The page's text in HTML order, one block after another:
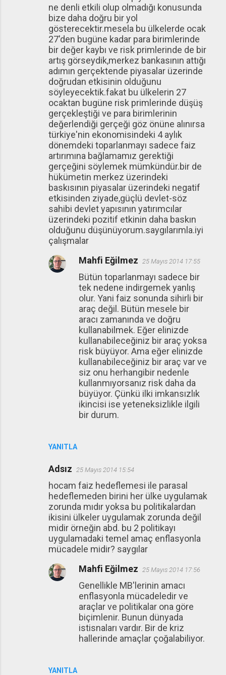
ne denli etkili olup olmadığı konusunda
bize daha doğru bir yol
gösterecektir.mesela bu ülkelerde ocak
27'den bugüne kadar para birimlerinde
bir değer kaybı ve risk primlerinde de bir
artış görseydik,merkez bankasının attığı
adımın gerçektende piyasalar üzerinde
doğrudan etkisinin olduğunu
söyleyecektik.fakat bu ülkelerin 27
ocaktan bugüne risk primlerinde düşüş
gerçekleştiği ve para birimlerinin
değerlendiği gerçeği göz önüne alınırsa
türkiye'nin ekonomisindeki 4 aylık
dönemdeki toparlanmayı sadece faiz
artırımına bağlamamız gerektiği
gerçeğini söylemek mümkündür.bir de
hükümetin merkez üzerindeki
baskısının piyasalar üzerindeki negatif
etkisinden ziyade,güçlü devlet-söz
sahibi devlet yapısının yatırımcılar
üzerindeki pozitif etkinin daha baskın
olduğunu düşünüyorum.saygılarımla.iyi
çalışmalar
YANITLA
Mahfi Eğilmez 25 Mayıs 2014 17:55
Bütün toparlanmayı sadece bir
tek nedene indirgemek yanlış
olur. Yani faiz sonunda sihirli bir
araç değil. Bütün mesele bir
aracı zamanında ve doğru
kullanabilmek. Eğer elinizde
kullanabileceğiniz bir araç yoksa
risk büyüyor. Ama eğer elinizde
kullanabileceğiniz bir araç var ve
siz onu herhangibir nedenle
kullanmıyorsanız risk daha da
büyüyor. Çünkü ilki imkansızlık
ikincisi ise yeteneksizlikle ilgili
bir durum.
Adsız 25 Mayıs 2014 15:54
hocam faiz hedeflemesi ile parasal
hedeflemeden birini her ülke uygulamak
zorunda mıdır yoksa bu politikalardan
ikisini ülkeler uygulamak zorunda değil
midir örneğin abd. bu 2 politikayı
uygulamadaki temel amaç enflasyonla
mücadele midir? saygılar
YANITLA
Mahfi Eğilmez 25 Mayıs 2014 17:56
Genellikle MB'lerinin amacı
enflasyonla mücadeledir ve
araçlar ve politikalar ona göre
biçimlenir. Bunun dünyada
istisnaları vardır. Bir de kriz
hallerinde amaçlar çoğalabiliyor.